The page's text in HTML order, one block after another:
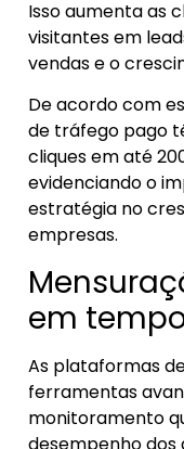
Isso aumenta as
visitantes em
vendas e o
De acordo com
de tráfego pago
cliques em até
evidenciando o
estratégia no
empresas.
em
As plataformas
ferramentas
monitoramento
desempenho dos